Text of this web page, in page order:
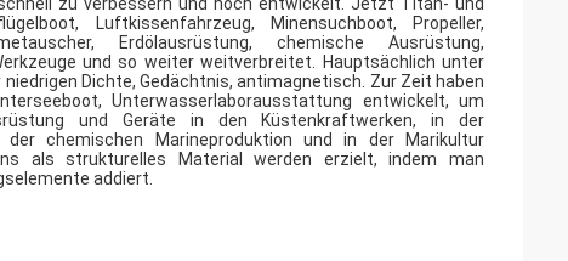
Luftkissenfahrzeug, Minensuchboot, Propeller,
Erdölausrüstung, chemische Ausrüstung,
und so weiter weitverbreitet. Hauptsächlich unter
Dichte, Gedächtnis, antimagnetisch. Zur Zeit haben
Unterwasserlaborausstattung entwickelt, um
und Geräte in den Küstenkraftwerken, in der
der chemischen Marineproduktion und in der Marikultur
als strukturelles Material werden erzielt, indem man
addiert.